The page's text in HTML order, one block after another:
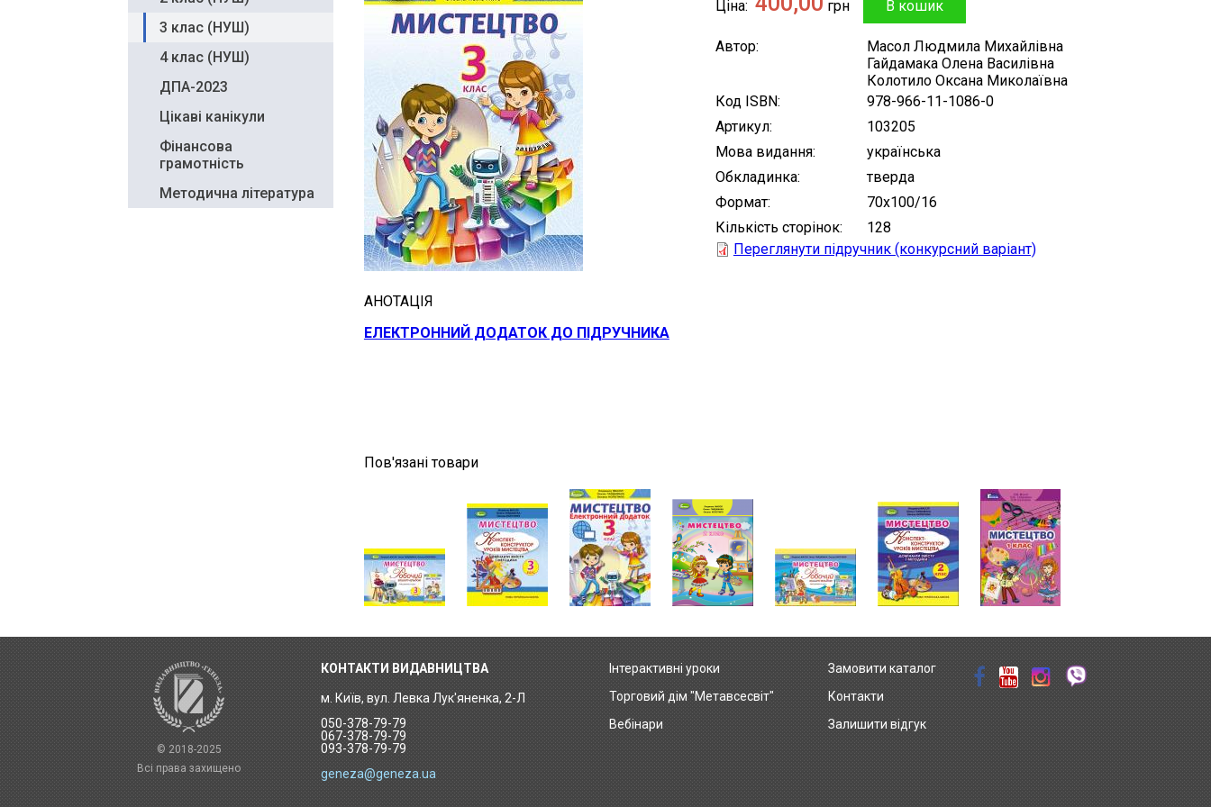
3 клас (НУШ)
4 клас (НУШ)
ДПА-2023
Цікаві канікули
Фінансова
грамотність
Методична література
Ціна грн
Автор
Масол Людмила Михайлівна
Гайдамака Олена Василівна
Колотило Оксана Миколаївна
Код ISBN
978-966-11-1086-0
Артикул
103205
Мова видання
українська
Обкладинка
тверда
Формат
70х100/16
Кількість сторінок
128
Переглянути підручник (конкурсний варіант)
АНОТАЦІЯ
ЕЛЕКТРОННИЙ ДОДАТОК ДО ПІДРУЧНИКА
Пов'язані товари
© 2018-2025
Всі права захищено
КОНТАКТИ ВИДАВНИЦТВА
м. Київ, вул. Левка Лук'яненка, 2-Л
050-378-79-79
067-378-79-79
093-378-79-79
geneza@geneza.ua
Footer
menu
Інтерактивні уроки
Торговий дім "Метавсесвіт"
Вебінари
Замовити каталог
Контакти
Залишити відгук